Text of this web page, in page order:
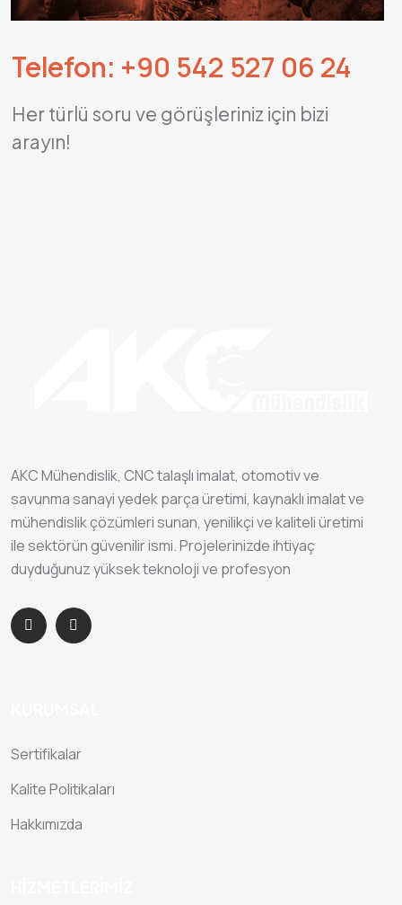
Telefon: +90 542 527 06 24
Her türlü soru ve görüşleriniz için bizi
arayın!
AKC Mühendislik, CNC talaşlı imalat, otomotiv ve
savunma sanayi yedek parça üretimi, kaynaklı imalat ve
mühendislik çözümleri sunan, yenilikçi ve kaliteli üretimi
ile sektörün güvenilir ismi. Projelerinizde ihtiyaç
duyduğunuz yüksek teknoloji ve profesyon
Sertifikalar
Kalite Politikaları
Hakkımızda